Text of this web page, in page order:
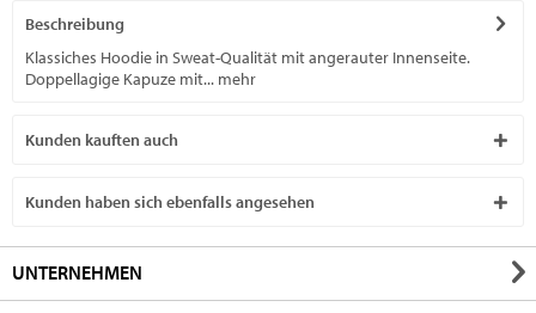
Beschreibung
Klassiches Hoodie in Sweat-Qualität mit angerauter Innenseite.
Doppellagige Kapuze mit... mehr
Kunden kauften auch
Kunden haben sich ebenfalls angesehen
UNTERNEHMEN